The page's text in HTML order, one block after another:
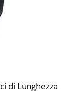
di Lunghezza